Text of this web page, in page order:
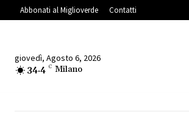
Abbonati al Miglioverde Contatti
giovedì, Agosto 6, 2026
34.4 C Milano